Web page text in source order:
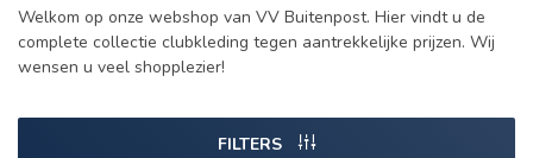
Welkom op onze webshop van VV Buitenpost. Hier vindt u de
complete collectie clubkleding tegen aantrekkelijke prijzen. Wij
wensen u veel shopplezier!
FILTERS